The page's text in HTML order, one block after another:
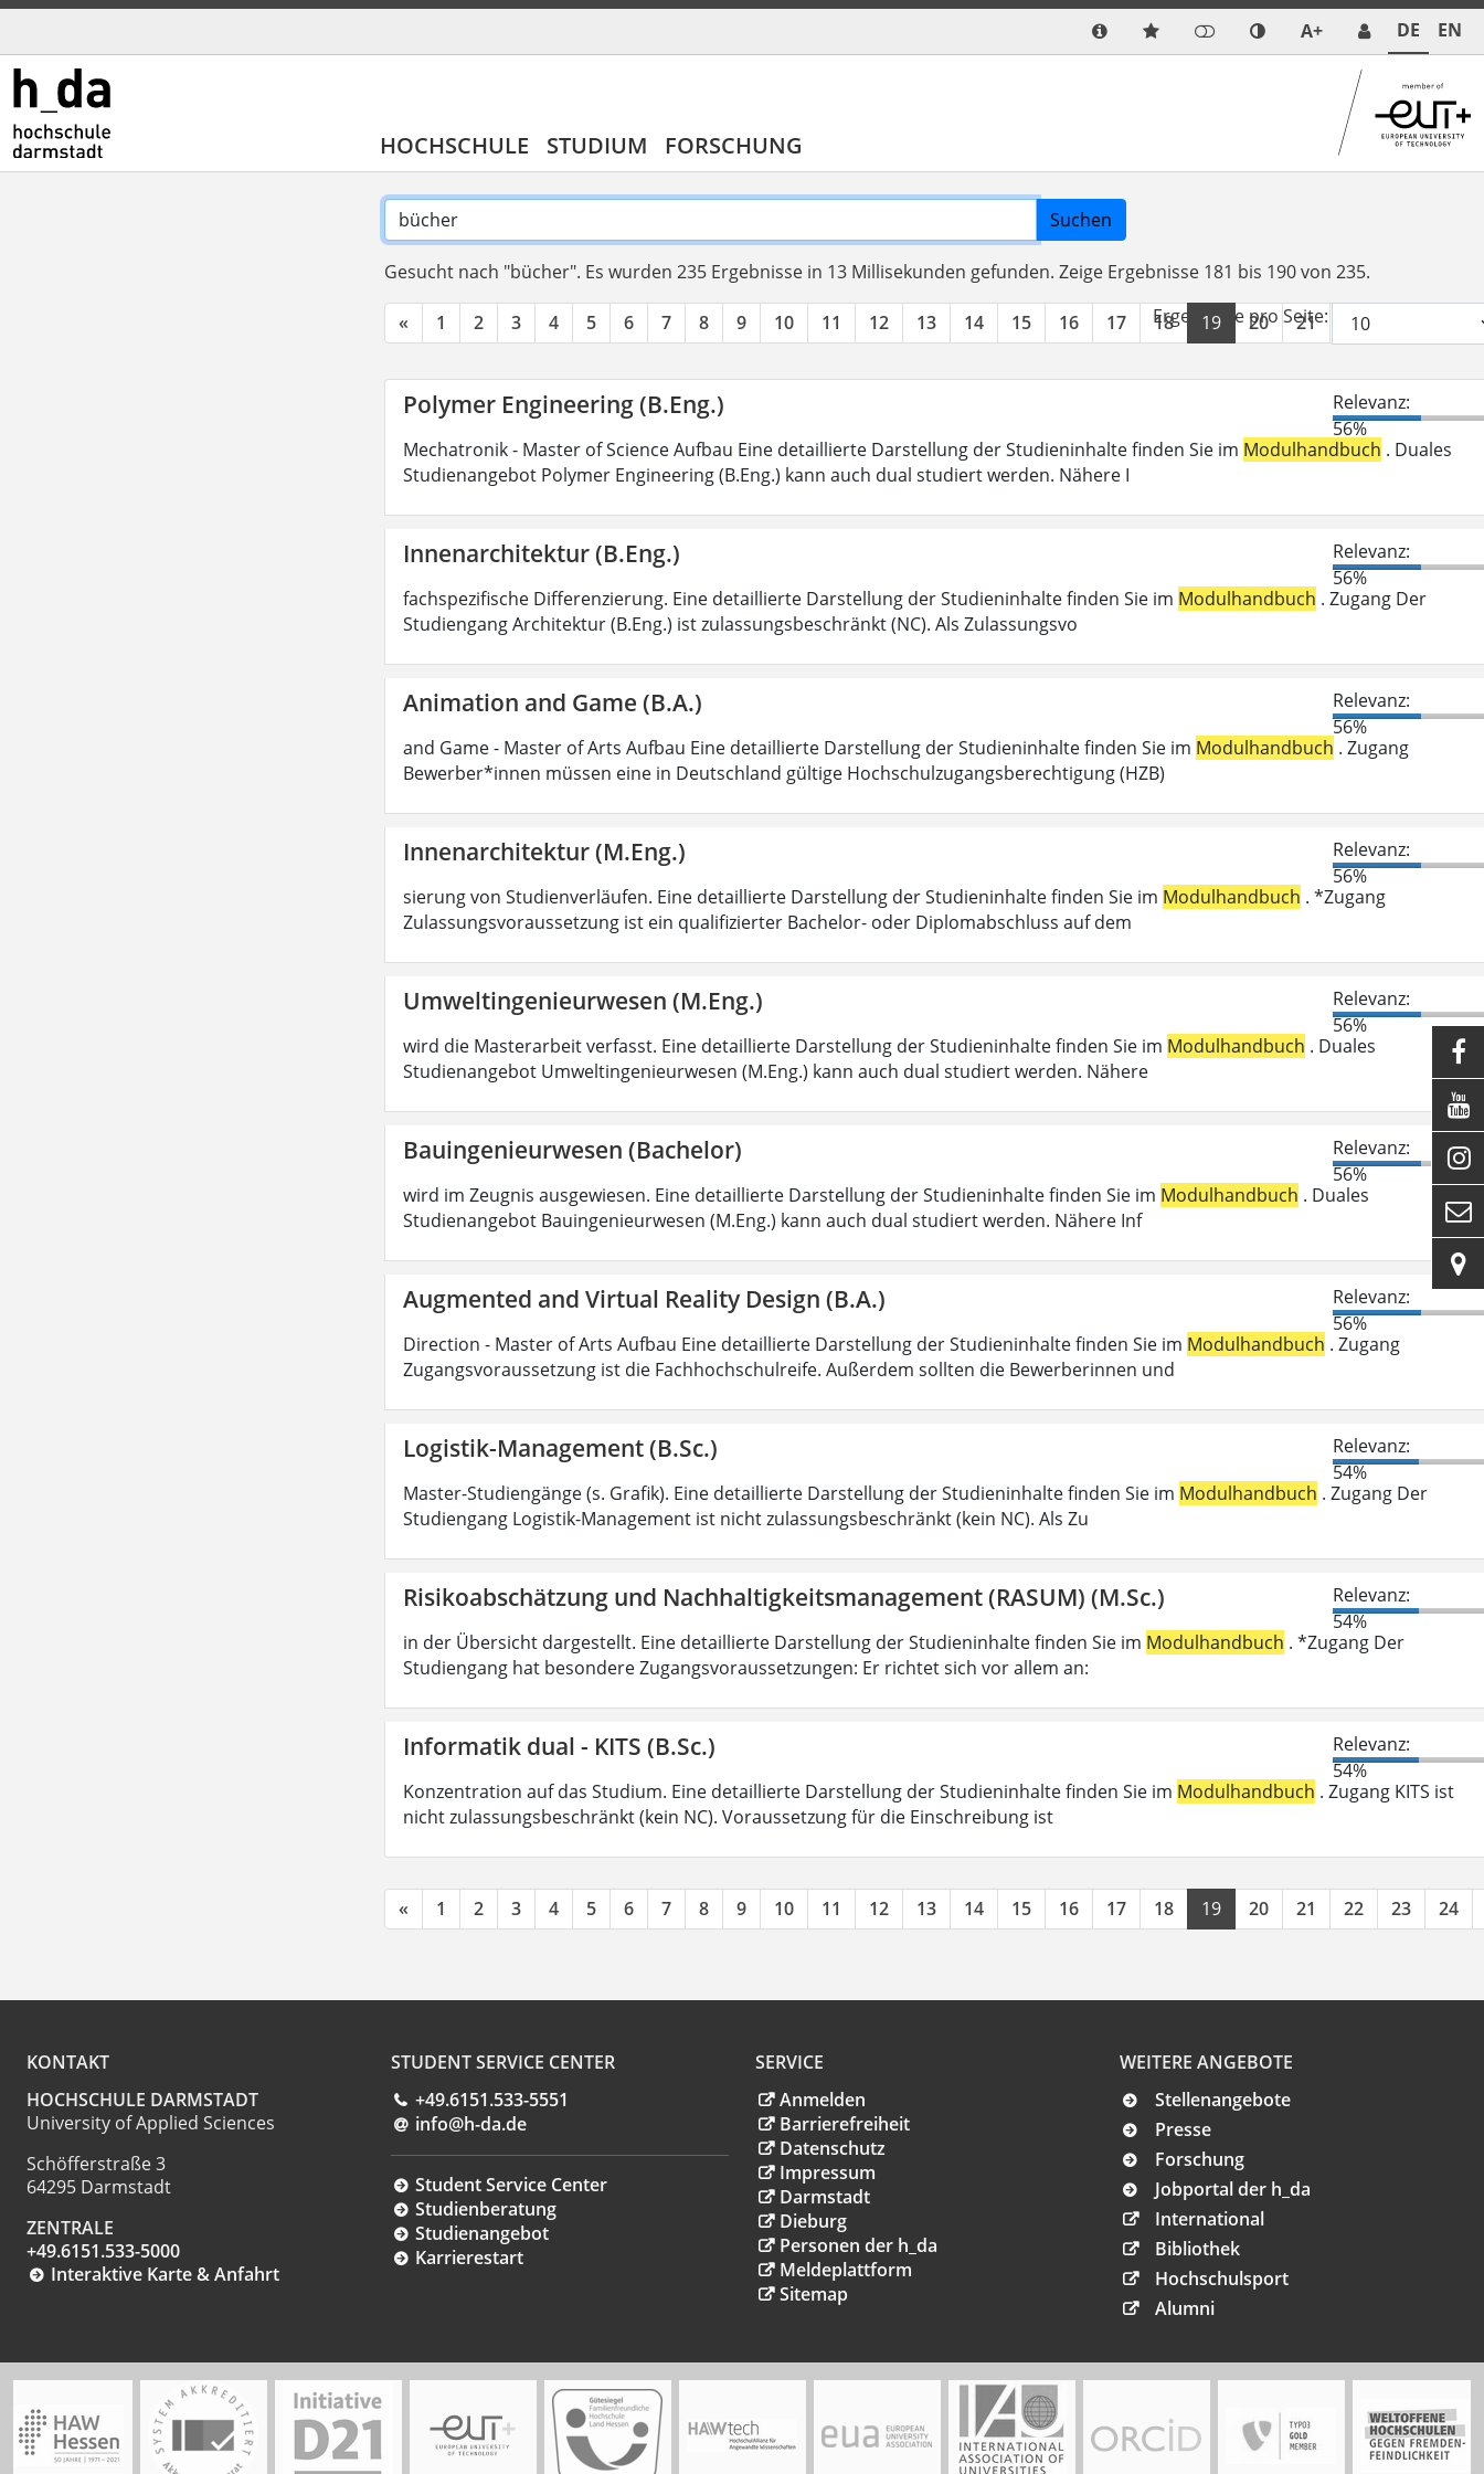
A+ DE EN
HOCHSCHULE STUDIUM FORSCHUNG
Suchen
Gesucht nach "bücher". Es wurden 235 Ergebnisse in 13 Millisekunden gefunden. Zeige Ergebnisse 181 bis 190 von 235.
« 1 2 3 4 5 6 7 8 9 10 11 12 13 14 15 16 17 18 19 20 21 22
Ergebnisse pro Seite:
Polymer Engineering (B.Eng.)
Relevanz:
56%
Mechatronik - Master of Science Aufbau Eine detaillierte Darstellung der Studieninhalte finden Sie im Modulhandbuch . Duales
Studienangebot Polymer Engineering (B.Eng.) kann auch dual studiert werden. Nähere I
Innenarchitektur (B.Eng.)
Relevanz:
56%
fachspezifische Differenzierung. Eine detaillierte Darstellung der Studieninhalte finden Sie im Modulhandbuch . Zugang Der
Studiengang Architektur (B.Eng.) ist zulassungsbeschränkt (NC). Als Zulassungsvo
Animation and Game (B.A.)
Relevanz:
56%
and Game - Master of Arts Aufbau Eine detaillierte Darstellung der Studieninhalte finden Sie im Modulhandbuch . Zugang
Bewerber*innen müssen eine in Deutschland gültige Hochschulzugangsberechtigung (HZB)
Innenarchitektur (M.Eng.)
Relevanz:
56%
sierung von Studienverläufen. Eine detaillierte Darstellung der Studieninhalte finden Sie im Modulhandbuch . *Zugang
Zulassungsvoraussetzung ist ein qualifizierter Bachelor- oder Diplomabschluss auf dem
Umweltingenieurwesen (M.Eng.)
Relevanz:
56%
wird die Masterarbeit verfasst. Eine detaillierte Darstellung der Studieninhalte finden Sie im Modulhandbuch . Duales
Studienangebot Umweltingenieurwesen (M.Eng.) kann auch dual studiert werden. Nähere
Bauingenieurwesen (Bachelor)
Relevanz:
56%
wird im Zeugnis ausgewiesen. Eine detaillierte Darstellung der Studieninhalte finden Sie im Modulhandbuch . Duales
Studienangebot Bauingenieurwesen (M.Eng.) kann auch dual studiert werden. Nähere Inf
Augmented and Virtual Reality Design (B.A.)
Relevanz:
56%
Direction - Master of Arts Aufbau Eine detaillierte Darstellung der Studieninhalte finden Sie im Modulhandbuch . Zugang
Zugangsvoraussetzung ist die Fachhochschulreife. Außerdem sollten die Bewerberinnen und
Logistik-Management (B.Sc.)
Relevanz:
54%
Master-Studiengänge (s. Grafik). Eine detaillierte Darstellung der Studieninhalte finden Sie im Modulhandbuch . Zugang Der
Studiengang Logistik-Management ist nicht zulassungsbeschränkt (kein NC). Als Zu
Risikoabschätzung und Nachhaltigkeitsmanagement (RASUM) (M.Sc.)
Relevanz:
54%
in der Übersicht dargestellt. Eine detaillierte Darstellung der Studieninhalte finden Sie im Modulhandbuch . *Zugang Der
Studiengang hat besondere Zugangsvoraussetzungen: Er richtet sich vor allem an:
Informatik dual - KITS (B.Sc.)
Relevanz:
54%
Konzentration auf das Studium. Eine detaillierte Darstellung der Studieninhalte finden Sie im Modulhandbuch . Zugang KITS ist
nicht zulassungsbeschränkt (kein NC). Voraussetzung für die Einschreibung ist
« 1 2 3 4 5 6 7 8 9 10 11 12 13 14 15 16 17 18 19 20 21 22 23 24
KONTAKT
HOCHSCHULE DARMSTADT
University of Applied Sciences
Schöfferstraße 3
64295 Darmstadt
ZENTRALE
+49.6151.533-5000
Interaktive Karte & Anfahrt
STUDENT SERVICE CENTER
+49.6151.533-5551
info@h-da.de
Student Service Center
Studienberatung
Studienangebot
Karrierestart
SERVICE
Anmelden
Barrierefreiheit
Datenschutz
Impressum
Darmstadt
Dieburg
Personen der h_da
Meldeplattform
Sitemap
WEITERE ANGEBOTE
Stellenangebote
Presse
Forschung
Jobportal der h_da
International
Bibliothek
Hochschulsport
Alumni




